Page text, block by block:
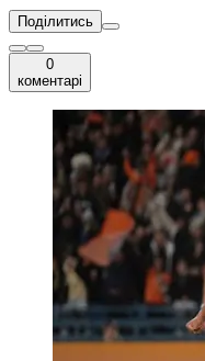
Поділитись
0
коментарі